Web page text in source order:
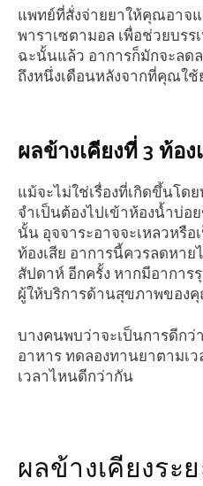
แพทย์ที่สั่งจ่ายยาให้คุณอาจ
พาราเซตามอล เพื่อช่วยบร
ฉะนั้นแล้ว อาการก็มักจะลด
ถึงหนึ่งเดือนหลังจากที่คุณใช้
ผลข้างเคียงที่ 3 ท้อง
แม้จะไม่ใช่เรื่องที่เกิดขึ้นโ
จำเป็นต้องไปเข้าห้องน้ำบ่อ
นั้น อุจจาระอาจจะเหลวหรื
ท้องเสีย อาการนี้ควรลดหา
สัปดาห์ อีกครั้ง หากมีอากา
ผู้ให้บริการด้านสุขภาพของ
บางคนพบว่าจะเป็นการดีก
อาหาร ทดลองทานยาตามเ
เวลาไหนดีกว่ากัน
ผลข้างเคียงระ